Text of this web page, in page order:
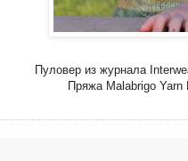
Пуловер из журнала
Пряжа Malabrigo Yarn